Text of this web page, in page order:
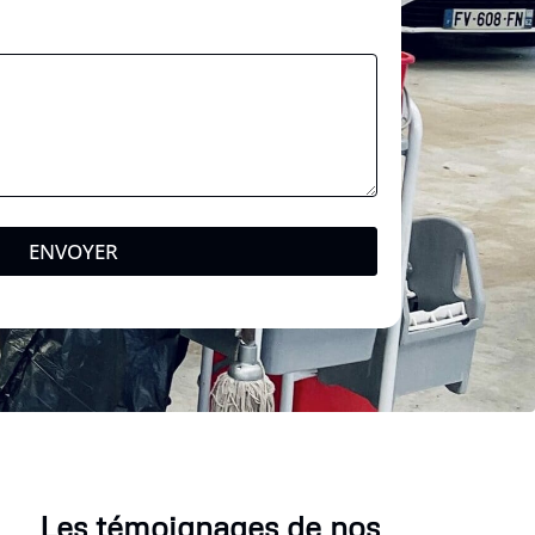
ENVOYER
Les témoignages de nos